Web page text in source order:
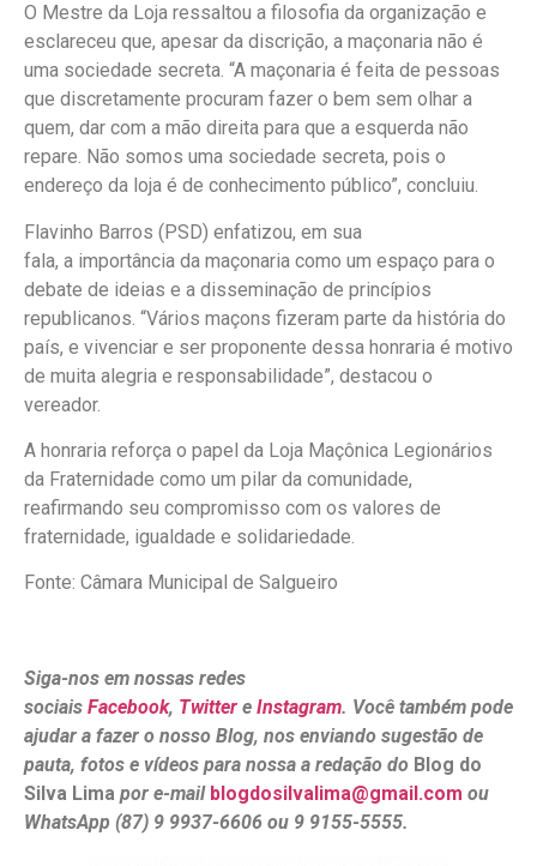
O Mestre da Loja ressaltou a filosofia da organização e
esclareceu que, apesar da discrição, a maçonaria não é
uma sociedade secreta. “A maçonaria é feita de pessoas
que discretamente procuram fazer o bem sem olhar a
quem, dar com a mão direita para que a esquerda não
repare. Não somos uma sociedade secreta, pois o
endereço da loja é de conhecimento público”, concluiu.
Flavinho Barros (PSD) enfatizou, em sua
fala, a importância da maçonaria como um espaço para o
debate de ideias e a disseminação de princípios
republicanos. “Vários maçons fizeram parte da história do
país, e vivenciar e ser proponente dessa honraria é motivo
de muita alegria e responsabilidade”, destacou o
vereador.
A honraria reforça o papel da Loja Maçônica Legionários
da Fraternidade como um pilar da comunidade,
reafirmando seu compromisso com os valores de
fraternidade, igualdade e solidariedade.
Fonte: Câmara Municipal de Salgueiro
Siga-nos em nossas redes
sociais Facebook, Twitter e Instagram. Você também pode
ajudar a fazer o nosso Blog, nos enviando sugestão de
pauta, fotos e vídeos para nossa a redação do Blog do
Silva Lima por e-mail blogdosilvalima@gmail.com ou
WhatsApp (87) 9 9937-6606 ou 9 9155-5555.